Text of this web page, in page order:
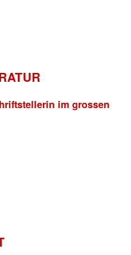
im grossen